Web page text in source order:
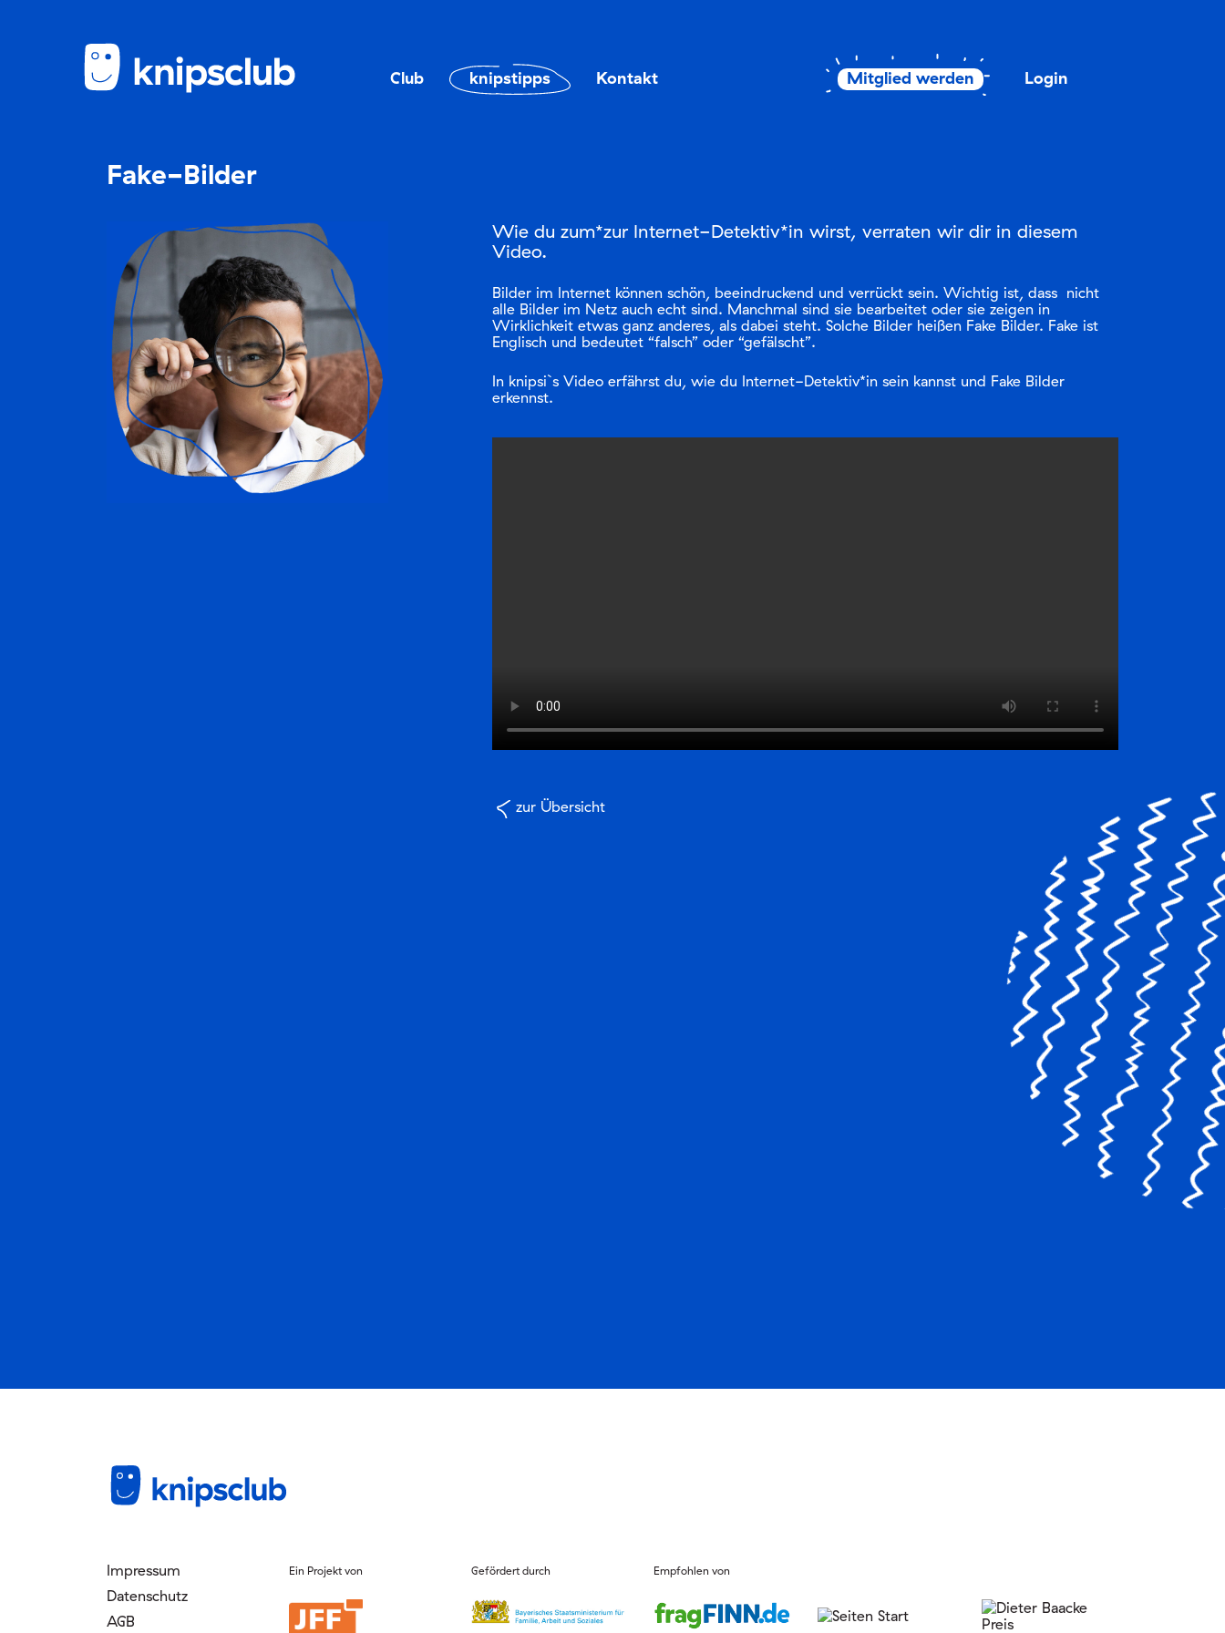
Club knipstipps Kontakt Mitglied werden Login
Fake-Bilder
Wie du zum*zur Internet-Detektiv*in wirst, verraten wir dir in diesem
Video.
Bilder im Internet können schön, beeindruckend und verrückt sein. Wichtig ist, dass nicht
alle Bilder im Netz auch echt sind. Manchmal sind sie bearbeitet oder sie zeigen in
Wirklichkeit etwas ganz anderes, als dabei steht. Solche Bilder heißen Fake Bilder. Fake ist
Englisch und bedeutet “falsch” oder “gefälscht”.
In knipsi`s Video erfährst du, wie du Internet-Detektiv*in sein kannst und Fake Bilder
erkennst.
zur Übersicht
Impressum
Datenschutz
AGB
Ein Projekt von Gefördert durch Empfohlen von